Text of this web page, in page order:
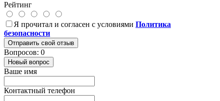
Рейтинг
Я прочитал и согласен с условиями Политика
безопасности
Отправить свой отзыв
Вопросов: 0
Новый вопрос
Ваше имя
Контактный телефон